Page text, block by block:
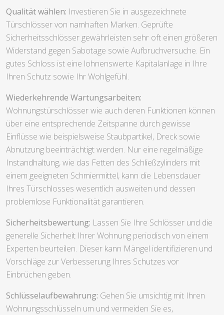
Qualität wählen: Investieren Sie in ausgezeichnete
Türschlösser von namhaften Marken. Geprüfte
Sicherheitsschlösser gewährleisten sehr oft einen größeren
Widerstand gegen Sabotage sowie Aufbruchversuche. Ein
gutes Schloss ist eine lohnenswerte Kapitalanlage in Ihre
Ihren Schutz sowie Ihr Wohlgefühl.
Wiederkehrende Wartungsarbeiten:
Wohnungstürschlösser wie auch deren Funktionen können
über eine entsprechende Zeitspanne durch gewisse
Einflüsse wie beispielsweise Staubpartikel, Dreck sowie
Abnutzung beeinträchtigt werden. Nur eine regelmäßige
Instandhaltung, wie das Fetten des Schließzylinders mit
einem geeigneten Schmiermittel, kann die Lebensdauer
Ihres Türschlosses wesentlich ausweiten und dessen
problemlose Funktionalität garantieren.
Sicherheitsbewertung: Lassen Sie Ihre Schlösser und die
generelle Sicherheit Ihrer Wohnung periodisch von einem
Experten beurteilen. Dieser kann Mängel identifizieren und
Vorschläge zur Verbesserung Ihres Schutzes vor
Einbrüchen geben.
Schlüsselaufbewahrung: Gehen Sie umsichtig mit Ihren
Wohnungsschlüsseln um und vermeiden Sie es,